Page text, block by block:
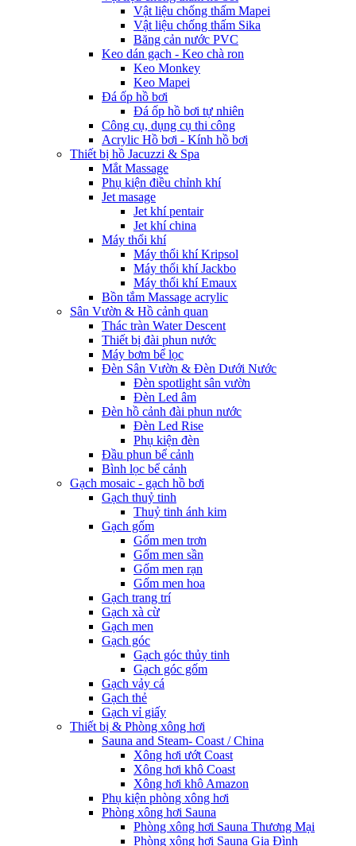
Vật liệu chống thấm Mapei
Vật liệu chống thấm Sika
Băng cản nước PVC
Keo dán gạch - Keo chà ron
Keo Monkey
Keo Mapei
Đá ốp hồ bơi
Đá ốp hồ bơi tự nhiên
Công cụ, dụng cụ thi công
Acrylic Hồ bơi - Kính hồ bơi
Thiết bị hồ Jacuzzi & Spa
Mắt Massage
Phụ kiện điều chỉnh khí
Jet masage
Jet khí pentair
Jet khí china
Máy thổi khí
Máy thổi khí Kripsol
Máy thổi khí Jackbo
Máy thổi khí Emaux
Bồn tắm Massage acrylic
Sân Vườn & Hồ cảnh quan
Thác tràn Water Descent
Thiết bị đài phun nước
Máy bơm bể lọc
Đèn Sân Vườn & Đèn Dưới Nước
Đèn spotlight sân vườn
Đèn Led âm
Đèn hồ cảnh đài phun nước
Đèn Led Rise
Phụ kiện đèn
Đầu phun bể cảnh
Bình lọc bể cảnh
Gạch mosaic - gạch hồ bơi
Gạch thuỷ tinh
Thuỷ tinh ánh kim
Gạch gốm
Gốm men trơn
Gốm men sần
Gốm men rạn
Gốm men hoa
Gạch trang trí
Gạch xà cừ
Gạch men
Gạch góc
Gạch góc thủy tinh
Gạch góc gốm
Gạch vảy cá
Gạch thẻ
Gạch vỉ giấy
Thiết bị & Phòng xông hơi
Sauna and Steam- Coast / China
Xông hơi ướt Coast
Xông hơi khô Coast
Xông hơi khô Amazon
Phụ kiện phòng xông hơi
Phòng xông hơi Sauna
Phòng xông hơi Sauna Thương Mại
Phòng xông hơi Sauna Gia Đình